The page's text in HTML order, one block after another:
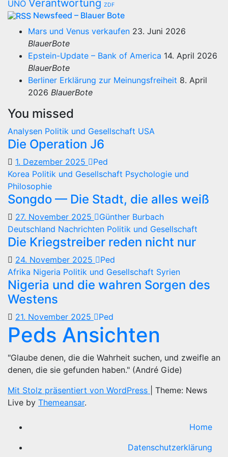
UNO Verantwortung ZDF
Newsfeed – Blauer Bote
Mars und Venus verkaufen 23. Juni 2026
BlauerBote
Epstein-Update – Bank of America 14. April 2026
BlauerBote
Berliner Erklärung zur Meinungsfreiheit 8. April
2026 BlauerBote
You missed
Analysen Politik und Gesellschaft USA
Die Operation J6
1. Dezember 2025
Ped
Korea Politik und Gesellschaft Psychologie und
Philosophie
Songdo — Die Stadt, die alles weiß
27. November 2025
Günther Burbach
Deutschland Nachrichten Politik und Gesellschaft
Die Kriegstreiber reden nicht nur
24. November 2025
Ped
Afrika Nigeria Politik und Gesellschaft Syrien
Nigeria und die wahren Sorgen des
Westens
21. November 2025 Ped
Peds Ansichten
"Glaube denen, die die Wahrheit suchen, und zweifle an
denen, die sie gefunden haben." (André Gide)
Mit Stolz präsentiert von WordPress
Theme: News
Live by Themeansar.
Home
Datenschutzerklärung